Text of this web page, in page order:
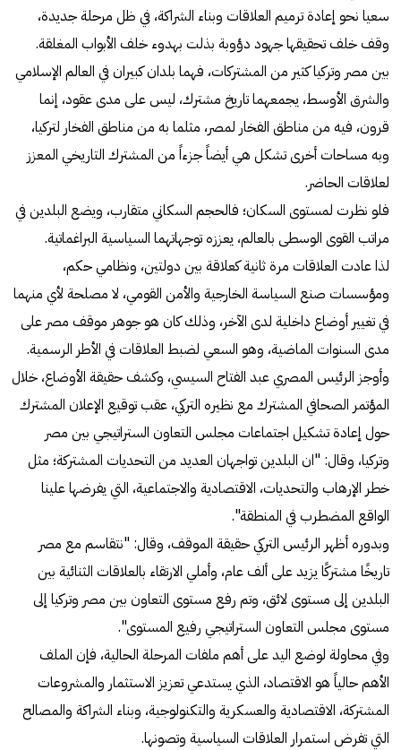
سعيا نحو إعادة ترميم العلاقات وبناء الشراكة، في ظل مرحلة جديدة،
وقف خلف تحقيقها جهود دؤوبة بذلت بهدوء خلف الأبواب المغلقة.
بين مصر وتركيا كثير من المشتركات، فهما بلدان كبيران في العالم الإسلامي
والشرق الأوسط، يجمعهما تاريخ مشترك، ليس على مدى عقود، إنما
قرون، فيه من مناطق الفخار لمصر، مثلما به من مناطق الفخار لتركيا،
وبه مساحات أخرى تشكل هي أيضاً جزءاً من المشترك التاريخي المعزز
لعلاقات الحاضر.
فلو نظرت لمستوى السكان؛ فالحجم السكاني متقارب، ويضع البلدين في
مراتب القوى الوسطى بالعالم، يعززه توجهاتهما السياسية البراغماتية.
لذا عادت العلاقات مرة ثانية كعلاقة بين دولتين، ونظامي حكم،
ومؤسسات صنع السياسة الخارجية والأمن القومي، لا مصلحة لأي منهما
في تغيير أوضاع داخلية لدى الآخر، وذلك كان هو جوهر موقف مصر على
مدى السنوات الماضية، وهو السعي لضبط العلاقات في الأطر الرسمية.
وأوجز الرئيس المصري عبد الفتاح السيسي، وكشف حقيقة الأوضاع، خلال
المؤتمر الصحافي المشترك مع نظيره التركي، عقب توقيع الإعلان المشترك
حول إعادة تشكيل اجتماعات مجلس التعاون الستراتيجي بين مصر
وتركيا، وقال: "ان البلدين تواجهان العديد من التحديات المشتركة؛ مثل
خطر الإرهاب والتحديات، الاقتصادية والاجتماعية، التي يفرضها علينا
الواقع المضطرب في المنطقة".
وبدوره أظهر الرئيس التركي حقيقة الموقف، وقال: "نتقاسم مع مصر
تاريخًا مشتركًا يزيد على ألف عام، وأملي الارتقاء بالعلاقات الثنائية بين
البلدين إلى مستوى لائق، وتم رفع مستوى التعاون بين مصر وتركيا إلى
مستوى مجلس التعاون الستراتيجي رفيع المستوى".
وفي محاولة لوضع اليد على أهم ملفات المرحلة الحالية، فإن الملف
الأهم حالياً هو الاقتصاد، الذي يستدعي تعزيز الاستثمار والمشروعات
المشتركة، الاقتصادية والعسكرية والتكنولوجية، وبناء الشراكة والمصالح
التي تفرض استمرار العلاقات السياسية وتصونها.